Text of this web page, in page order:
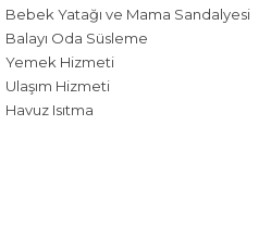
Bebek Yatağı ve Mama Sandalyesi
Balayı Oda Süsleme
Yemek Hizmeti
Ulaşım Hizmeti
Havuz Isıtma